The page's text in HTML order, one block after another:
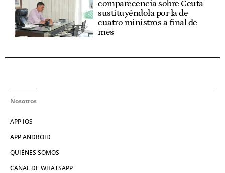
comparecencia sobre Ceuta
sustituyéndola por la de
cuatro ministros a final de
mes
Nosotros
APP IOS
APP ANDROID
QUIÉNES SOMOS
CANAL DE WHATSAPP